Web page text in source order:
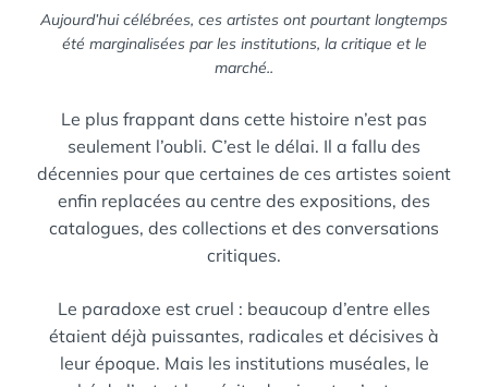
Aujourd’hui célébrées, ces artistes ont pourtant longtemps
été marginalisées par les institutions, la critique et le
marché..
Le plus frappant dans cette histoire n’est pas
seulement l’oubli. C’est le délai. Il a fallu des
décennies pour que certaines de ces artistes soient
enfin replacées au centre des expositions, des
catalogues, des collections et des conversations
critiques.
Le paradoxe est cruel : beaucoup d’entre elles
étaient déjà puissantes, radicales et décisives à
leur époque. Mais les institutions muséales, le